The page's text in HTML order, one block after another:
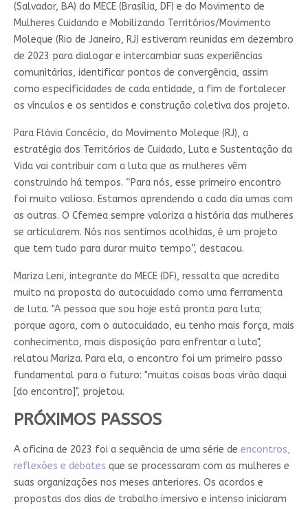
(Salvador, BA) do MECE (Brasília, DF) e do Movimento de
Mulheres Cuidando e Mobilizando Territórios/Movimento
Moleque (Rio de Janeiro, RJ) estiveram reunidas em dezembro
de 2023 para dialogar e intercambiar suas experiências
comunitárias, identificar pontos de convergência, assim
como especificidades de cada entidade, a fim de fortalecer
os vínculos e os sentidos e construção coletiva dos projeto.
Para Flávia Concécio, do Movimento Moleque (RJ), a
estratégia dos Territórios de Cuidado, Luta e Sustentação da
Vida vai contribuir com a luta que as mulheres vêm
construindo há tempos. “Para nós, esse primeiro encontro
foi muito valioso. Estamos aprendendo a cada dia umas com
as outras. O Cfemea sempre valoriza a história das mulheres
se articularem. Nós nos sentimos acolhidas, é um projeto
que tem tudo para durar muito tempo”, destacou.
Mariza Leni, integrante do MECE (DF), ressalta que acredita
muito na proposta do autocuidado como uma ferramenta
de luta. "A pessoa que sou hoje está pronta para luta;
porque agora, com o autocuidado, eu tenho mais força, mais
conhecimento, mais disposição para enfrentar a luta",
relatou Mariza. Para ela, o encontro foi um primeiro passo
fundamental para o futuro: "muitas coisas boas virão daqui
[do encontro]", projetou.
PRÓXIMOS PASSOS
A oficina de 2023 foi a sequência de uma série de encontros,
reflexões e debates que se processaram com as mulheres e
suas organizações nos meses anteriores. Os acordos e
propostas dos dias de trabalho imersivo e intenso iniciaram